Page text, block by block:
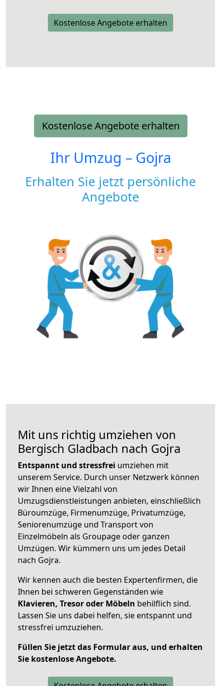
Kostenlose Angebote erhalten
Kostenlose Angebote erhalten
Ihr Umzug – Gojra
Erhalten Sie jetzt persönliche
Angebote
Mit uns richtig umziehen von
Bergisch Gladbach nach Gojra
Entspannt und stressfrei umziehen mit
unserem Service. Durch unser Netzwerk können
wir Ihnen eine Vielzahl von
Umzugsdienstleistungen anbieten, einschließlich
Büroumzüge, Firmenumzüge, Privatumzüge,
Seniorenumzüge und Transport von
Einzelmöbeln als Groupage oder ganzen
Umzügen. Wir kümmern uns um jedes Detail
nach Gojra.
Wir kennen auch die besten Expertenfirmen, die
Ihnen bei schweren Gegenständen wie
Klavieren, Tresor oder Möbeln behilflich sind.
Lassen Sie uns dabei helfen, sie entspannt und
stressfrei umzuziehen.
Füllen Sie jetzt das Formular aus, und erhalten
Sie kostenlose Angebote.